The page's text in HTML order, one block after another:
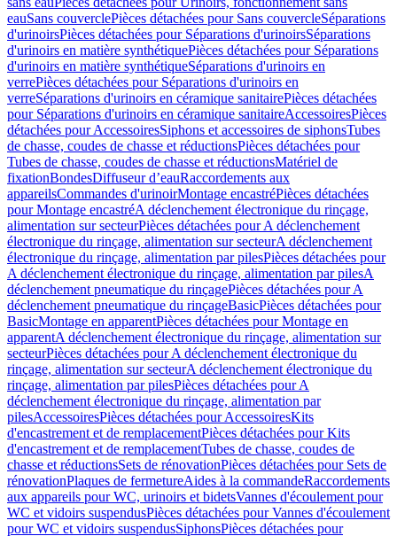
eauSans couverclePièces détachées pour Sans couvercleSéparations
d'urinoirsPièces détachées pour Séparations d'urinoirsSéparations
d'urinoirs en matière synthétiquePièces détachées pour Séparations
d'urinoirs en matière synthétiqueSéparations d'urinoirs en
verrePièces détachées pour Séparations d'urinoirs en
verreSéparations d'urinoirs en céramique sanitairePièces détachées
pour Séparations d'urinoirs en céramique sanitaireAccessoiresPièces
détachées pour AccessoiresSiphons et accessoires de siphonsTubes
de chasse, coudes de chasse et réductionsPièces détachées pour
Tubes de chasse, coudes de chasse et réductionsMatériel de
fixationBondesDiffuseur d’eauRaccordements aux
appareilsCommandes d'urinoirMontage encastréPièces détachées
pour Montage encastréA déclenchement électronique du rinçage,
alimentation sur secteurPièces détachées pour A déclenchement
électronique du rinçage, alimentation sur secteurA déclenchement
électronique du rinçage, alimentation par pilesPièces détachées pour
A déclenchement électronique du rinçage, alimentation par pilesA
déclenchement pneumatique du rinçagePièces détachées pour A
déclenchement pneumatique du rinçageBasicPièces détachées pour
BasicMontage en apparentPièces détachées pour Montage en
apparentA déclenchement électronique du rinçage, alimentation sur
secteurPièces détachées pour A déclenchement électronique du
rinçage, alimentation sur secteurA déclenchement électronique du
rinçage, alimentation par pilesPièces détachées pour A
déclenchement électronique du rinçage, alimentation par
pilesAccessoiresPièces détachées pour AccessoiresKits
d'encastrement et de remplacementPièces détachées pour Kits
d'encastrement et de remplacementTubes de chasse, coudes de
chasse et réductionsSets de rénovationPièces détachées pour Sets de
rénovationPlaques de fermetureAides à la commandeRaccordements
aux appareils pour WC, urinoirs et bidetsVannes d'écoulement pour
WC et vidoirs suspendusPièces détachées pour Vannes d'écoulement
pour WC et vidoirs suspendusSiphonsPièces détachées pour